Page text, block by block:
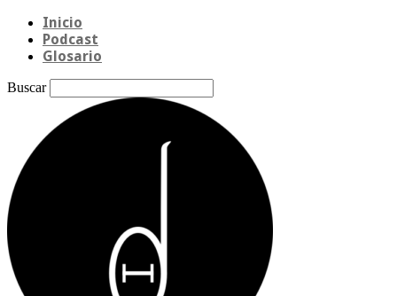
Inicio
Podcast
Glosario
Buscar